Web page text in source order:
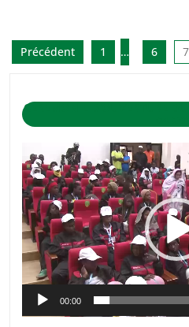
Précédent 1 … 6 7
CÉRÉMONIE D’OUVERTURE
00:00